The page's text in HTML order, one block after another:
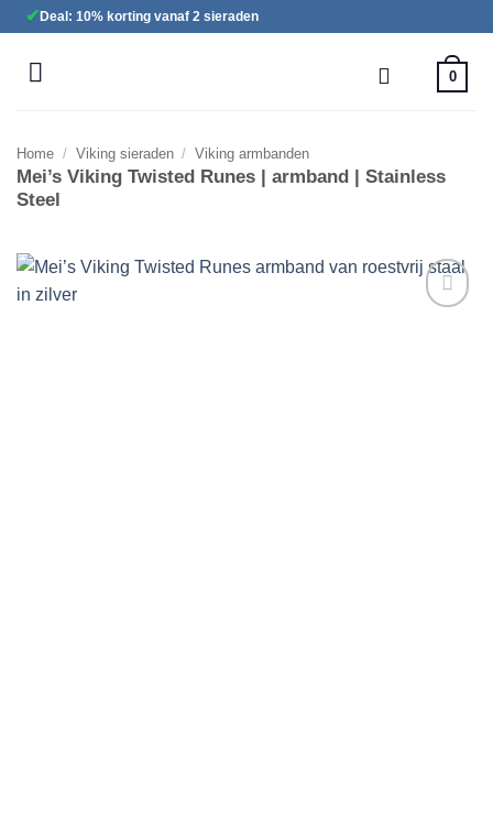
inhoud
✔ Deal: 10% korting vanaf 2 sieraden
0
Home / Viking sieraden / Viking armbanden
Mei’s Viking Twisted Runes | armband | Stainless
Steel